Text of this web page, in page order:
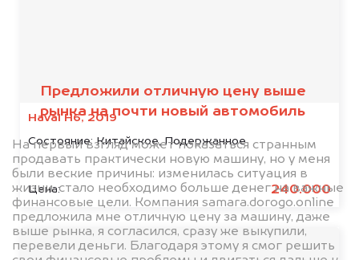
Haval H6, 2019
Состояние:Китайское, Подержанное
Цена: 240.000
Предложили отличную цену выше
рынка на почти новый автомобиль
На первый взгляд может показаться странным
продавать практически новую машину, но у меня
были веские причины: изменилась ситуация в
жизни, стало необходимо больше денег на важные
финансовые цели. Компания samara.dorogo.online
предложила мне отличную цену за машину, даже
выше рынка, я согласился, сразу же выкупили,
перевели деньги. Благодаря этому я смог решить